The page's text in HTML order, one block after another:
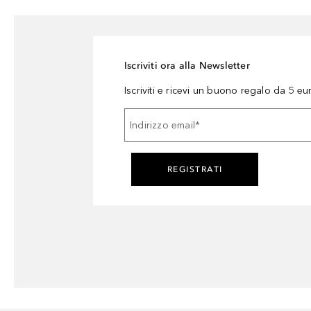
Iscriviti ora alla Newsletter
Iscriviti e ricevi un buono regalo da 5
Indirizzo email *
REGISTRATI